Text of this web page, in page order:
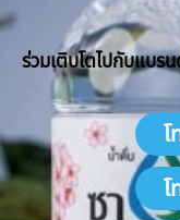
ร่วมเติบโตไปกับแบร
โ
โ